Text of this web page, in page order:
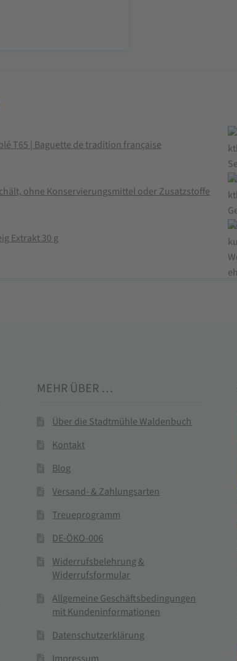
T65 | Baguette de tradition française
ohne Konservierungsmittel oder Zusatzstoffe
Extrakt 30 g
MEHR ÜBER …
Über die Stadtmühle Waldenbuch
Kontakt
Blog
Versand- & Zahlungsarten
Treueprogramm
DE-ÖKO-006
Widerrufsbelehrung &
Widerrufsformular
Allgemeine Geschäftsbedingungen
mit Kundeninformationen
Datenschutzerklärung